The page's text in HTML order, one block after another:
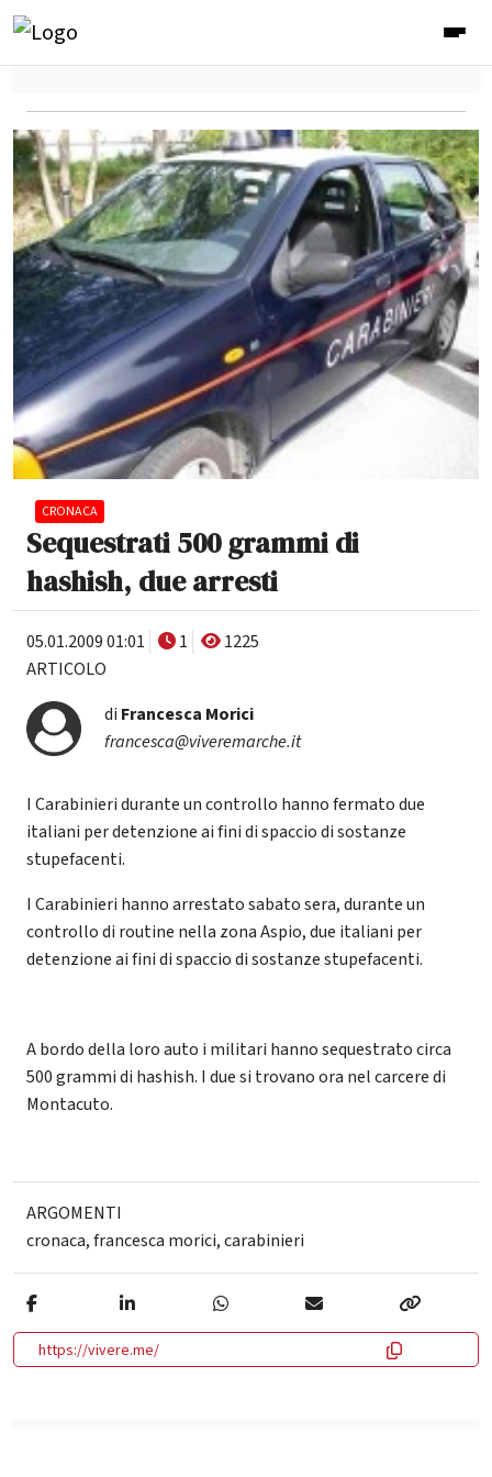
CRONACA
Sequestrati 500 grammi di
hashish, due arresti
05.01.2009 01:01 1
1225
ARTICOLO
di Francesca Morici
francesca@viveremarche.it
I Carabinieri durante un controllo hanno fermato due
italiani per detenzione ai fini di spaccio di sostanze
stupefacenti.
I Carabinieri hanno arrestato sabato sera, durante un
controllo di routine nella zona Aspio, due italiani per
detenzione ai fini di spaccio di sostanze stupefacenti.
A bordo della loro auto i militari hanno sequestrato circa
500 grammi di hashish. I due si trovano ora nel carcere di
Montacuto.
ARGOMENTI
cronaca,francesca morici,carabinieri
https://vivere.me/